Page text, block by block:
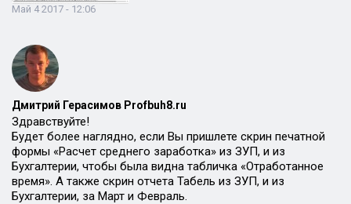
Май 4 2017 - 12:06
Дмитрий Герасимов Profbuh8.ru
Здравствуйте!
Будет более наглядно, если Вы пришлете скрин печатной
формы «Расчет среднего заработка» из ЗУП, и из
Бухгалтерии, чтобы была видна табличка «Отработанное
время». А также скрин отчета Табель из ЗУП, и из
Бухгалтерии, за Март и Февраль.